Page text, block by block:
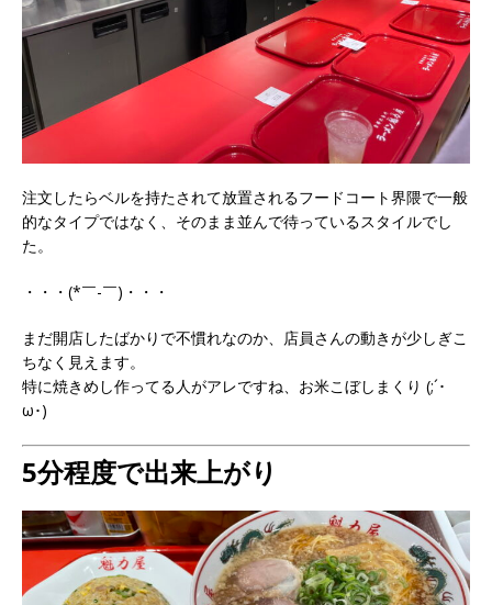
注文したらベルを持たされて放置されるフードコート界隈で一般
的なタイプではなく、そのまま並んで待っているスタイルでし
た。
・・・(*￣-￣)・・・
まだ開店したばかりで不慣れなのか、店員さんの動きが少しぎこ
ちなく見えます。
特に焼きめし作ってる人がアレですね、お米こぼしまくり (;´･
ω･)
5分程度で出来上がり